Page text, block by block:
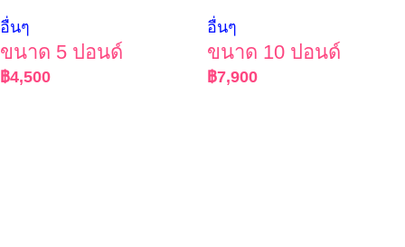
อื่นๆ
ขนาด 5 ปอนด์
฿4,500
อื่นๆ
ขนาด 10 ปอนด์
฿7,900